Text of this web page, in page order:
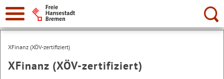
Suche:
XFinanz (XÖV-zertifiziert)
XFinanz (XÖV-zertifiziert)